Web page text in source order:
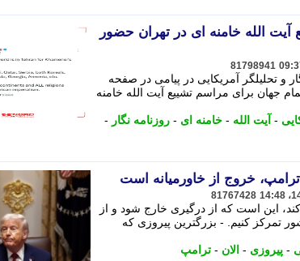
آیت الله خامنه ای در تهران حضور
81798941
و تحلیلگر آمریکایی در پیامی در صفحه
جهان برای مراسم تشییع آیت الله خامنه
- آیت الله - خامنه ای - روزنامه نگار -
ترامپ، خروج از خاورمیانه است
81767428
این است که از درگیری خارج شود و از
تمرکز کنیم. - بزرگترین پیروزی که
- پیروزی - الان - ترامپ